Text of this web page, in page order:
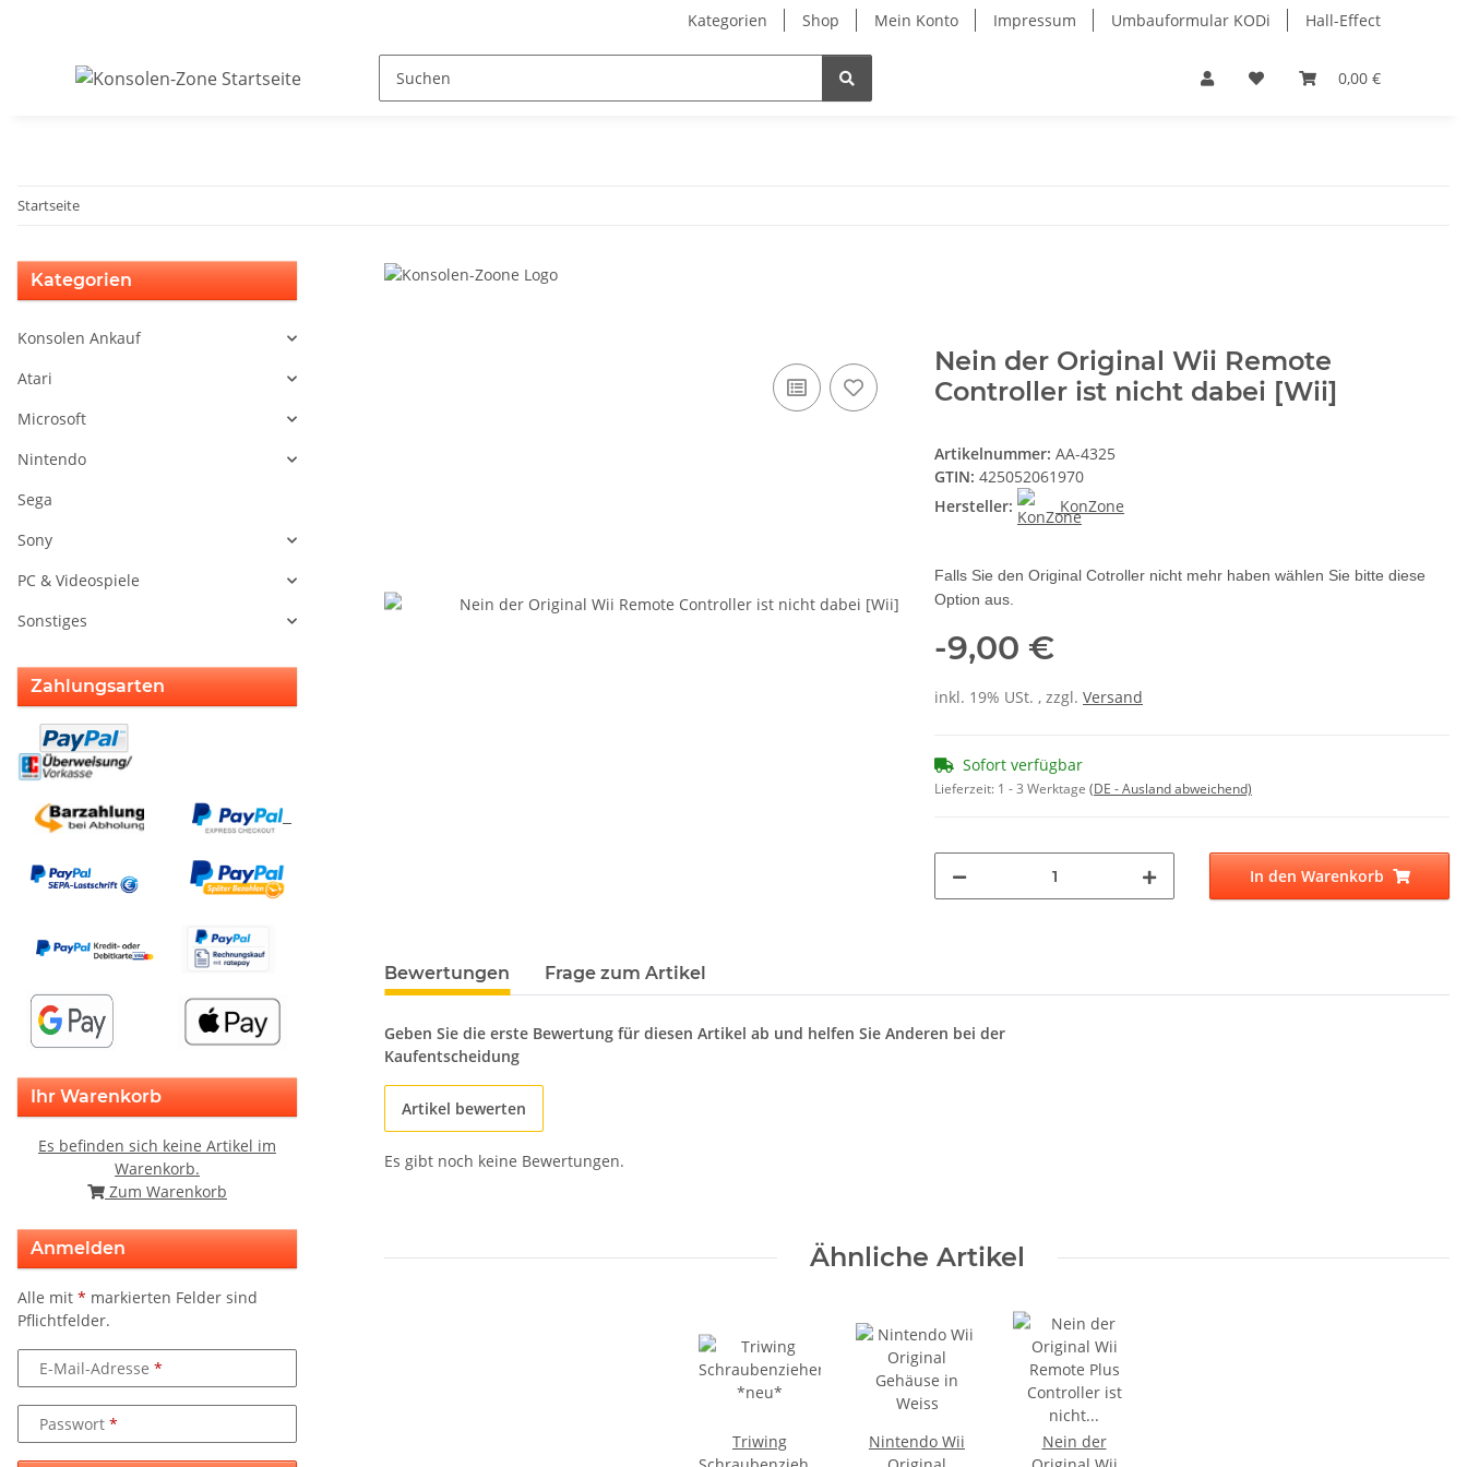
Kategorien Shop Mein Konto Impressum Umbauformular KODi Hall-Effect
0,00 €
Startseite
Nein der Original Wii Remote
Controller ist nicht dabei [Wii]
Artikelnummer: AA-4325
GTIN: 425052061970
Hersteller:
KonZone
Falls Sie den Original Cotroller nicht mehr haben wählen Sie bitte diese
Option aus.
-9,00 €
inkl. 19% USt. , zzgl. Versand
Sofort verfügbar
Lieferzeit: 1 - 3 Werktage (DE - Ausland abweichend)
In den Warenkorb
weitere Registerkarten anzeigen
Bewertungen Frage zum Artikel
Geben Sie die erste Bewertung für diesen Artikel ab und helfen Sie Anderen bei der
Kaufentscheidung
Artikel bewerten
Es gibt noch keine Bewertungen.
Ähnliche Artikel
Triwing
Nintendo Wii
Nein der
Kategorien
Konsolen Ankauf
Atari
Microsoft
Nintendo
Sega
Sony
PC & Videospiele
Sonstiges
Zahlungsarten
Ihr Warenkorb
Es befinden sich keine Artikel im
Warenkorb.
Zum Warenkorb
Anmelden
Alle mit * markierten Felder sind
Pflichtfelder.
E-Mail-Adresse
Passwort